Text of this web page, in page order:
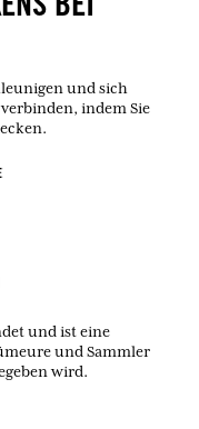
BEI
und sich
indem Sie
und ist eine
und Sammler
wird.